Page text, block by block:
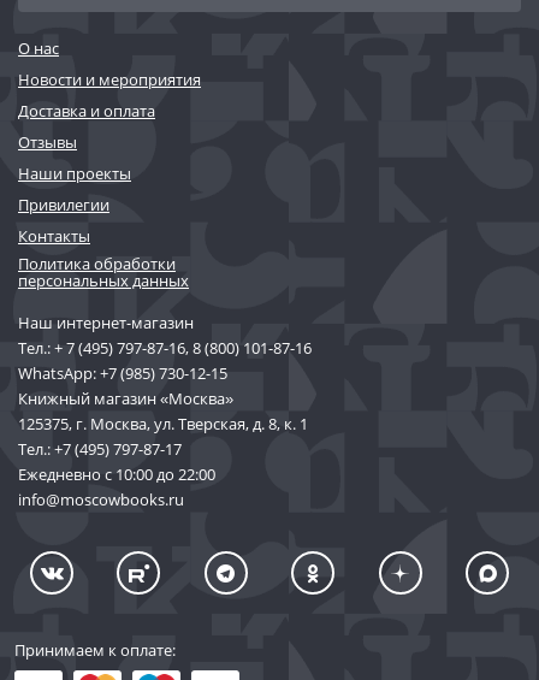
О нас
Новости и мероприятия
Доставка и оплата
Отзывы
Наши проекты
Привилегии
Контакты
Политика обработки
персональных данных
Наш интернет-магазин
Тел.:+ 7 (495) 797-87-16,8 (800) 101-87-16
WhatsApp:+7 (985) 730-12-15
Книжный магазин «Москва»
125375, г. Москва, ул. Тверская, д. 8, к. 1
Тел.:+7 (495) 797-87-17
Ежедневно с 10:00 до 22:00
info@moscowbooks.ru
Принимаем к оплате: